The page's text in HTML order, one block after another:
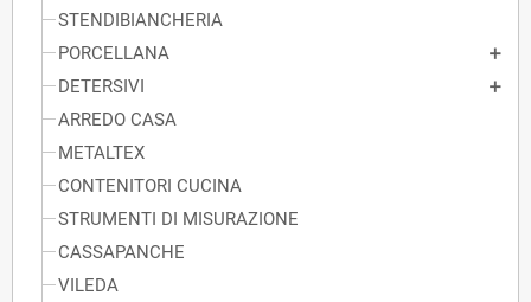
STENDIBIANCHERIA
PORCELLANA
DETERSIVI
ARREDO CASA
METALTEX
CONTENITORI CUCINA
STRUMENTI DI MISURAZIONE
CASSAPANCHE
VILEDA